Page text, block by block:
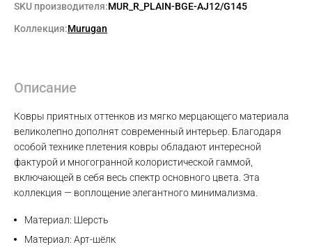
SKU производителя:MUR_R_PLAIN-BGE-AJ12/G145
Коллекция:Murugan
Описание
Ковры приятных оттенков из мягко мерцающего материала
великолепно дополнят современный интерьер. Благодаря
особой технике плетения ковры обладают интересной
фактурой и многогранной колористической гаммой,
включающей в себя весь спектр основного цвета. Эта
коллекция — воплощение элегантного минимализма.
Материал: Шерсть
Материал: Арт-шёлк
Max